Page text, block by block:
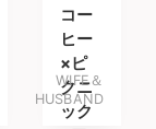
ース
タン
ド
コー
ヒー
×ピ
クニ
ック
WIFE＆
HUSBAND